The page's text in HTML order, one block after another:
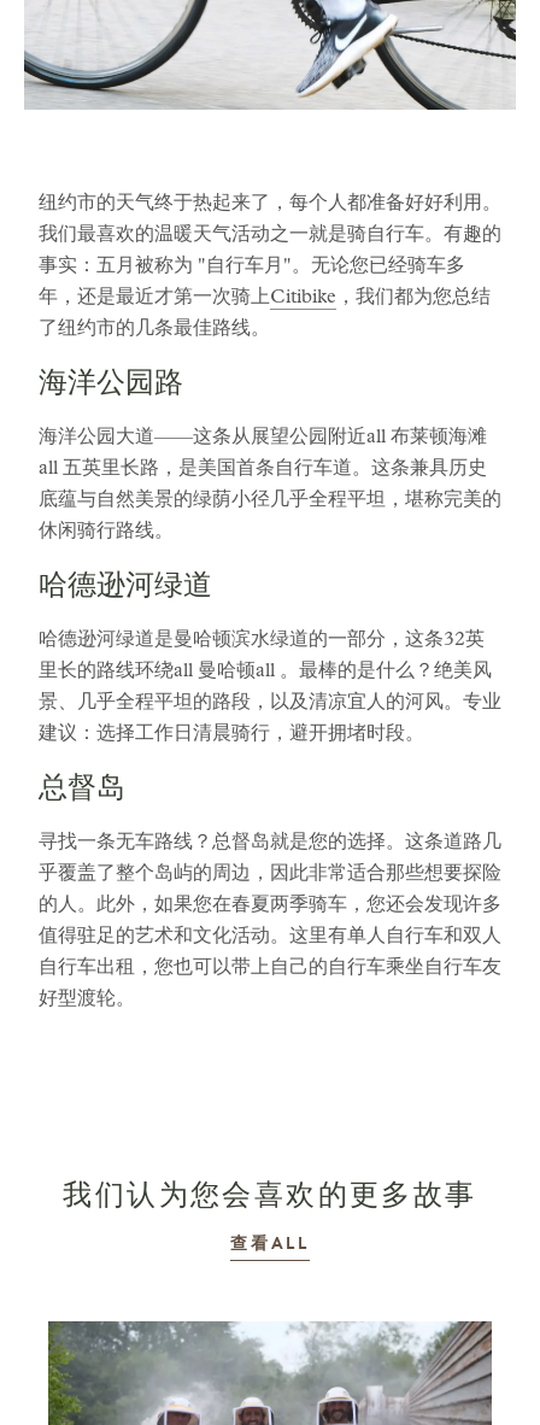
纽约市的天气终于热起来了，每个人都准备好好利用。
我们最喜欢的温暖天气活动之一就是骑自行车。有趣的
事实：五月被称为 "自行车月"。无论您已经骑车多
年，还是最近才第一次骑上Citibike ，我们都为您总结
了纽约市的几条最佳路线。
海洋公园路
海洋公园大道——这条从展望公园附近all 布莱顿海滩
all 五英里长路，是美国首条自行车道。这条兼具历史
底蕴与自然美景的绿荫小径几乎全程平坦，堪称完美的
休闲骑行路线。
哈德逊河绿道
哈德逊河绿道是曼哈顿滨水绿道的一部分，这条32英
里长的路线环绕all 曼哈顿all 。最棒的是什么？绝美风
景、几乎全程平坦的路段，以及清凉宜人的河风。专业
建议：选择工作日清晨骑行，避开拥堵时段。
总督岛
寻找一条无车路线？总督岛就是您的选择。这条道路几
乎覆盖了整个岛屿的周边，因此非常适合那些想要探险
的人。此外，如果您在春夏两季骑车，您还会发现许多
值得驻足的艺术和文化活动。这里有单人自行车和双人
自行车出租，您也可以带上自己的自行车乘坐自行车友
好型渡轮。
我们认为您会喜欢的更多故事
查看ALL